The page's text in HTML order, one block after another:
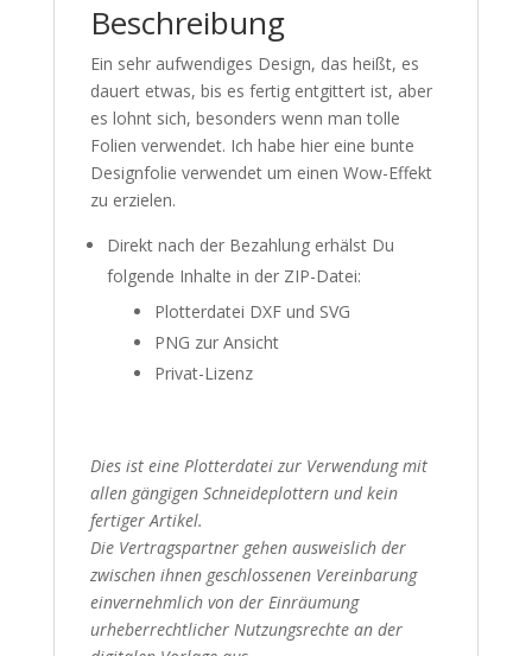
Beschreibung
Ein sehr aufwendiges Design, das heißt, es
dauert etwas, bis es fertig entgittert ist, aber
es lohnt sich, besonders wenn man tolle
Folien verwendet. Ich habe hier eine bunte
Designfolie verwendet um einen Wow-Effekt
zu erzielen.
Direkt nach der Bezahlung erhälst Du
folgende Inhalte in der ZIP-Datei:
Plotterdatei DXF und SVG
PNG zur Ansicht
Privat-Lizenz
Dies ist eine Plotterdatei zur Verwendung mit
allen gängigen Schneideplottern und kein
fertiger Artikel.
Die Vertragspartner gehen ausweislich der
zwischen ihnen geschlossenen Vereinbarung
einvernehmlich von der Einräumung
urheberrechtlicher Nutzungsrechte an der